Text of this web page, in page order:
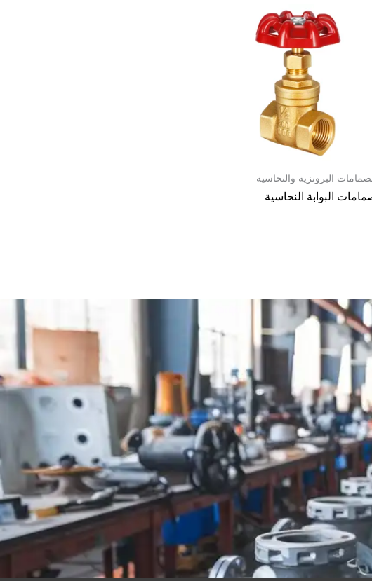
البرونزية والنحاسية
البوابة النحاسية